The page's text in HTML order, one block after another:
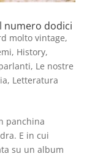
numero dodici
molto vintage,
, History,
, Le nostre
, Letteratura
panchina
E in cui
su un album